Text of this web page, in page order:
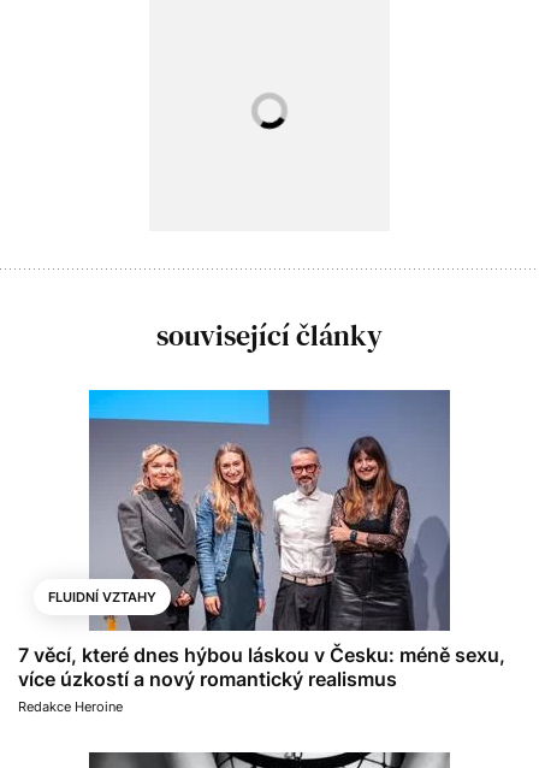
související články
FLUIDNÍ VZTAHY
7 věcí, které dnes hýbou láskou v Česku: méně sexu,
více úzkostí a nový romantický realismus
Redakce Heroine